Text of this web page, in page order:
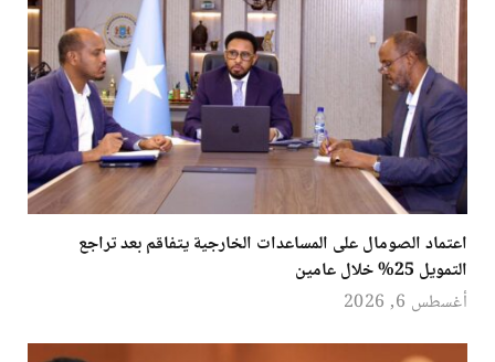
اعتماد الصومال على المساعدات الخارجية يتفاقم بعد تراجع
التمويل 25% خلال عامين
أغسطس 6, 2026